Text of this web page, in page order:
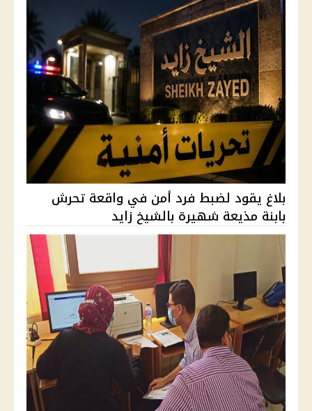
بلاغ يقود لضبط فرد أمن في واقعة تحرش
بابنة مذيعة شهيرة بالشيخ زايد